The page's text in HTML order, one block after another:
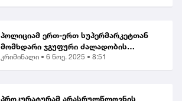
პოლიციამ ერთ-ერთ სუპერმარკეტთან
მომხდარი ჯგუფური ძალადობის
ორგანიზებისა და მასში მონაწილეობის
კრიმინალი • 6 ნოე. 2025 • 8:51
პროკურატურამ არასრულწლოვნის